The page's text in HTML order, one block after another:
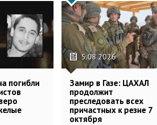
погибли
5.08.2026
Замир в Газе: ЦАХАЛ
продолжит
преследовать всех
причастных к резне 7
октября